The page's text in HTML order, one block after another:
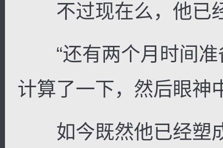
不过现在么，他已
“还有两个月时间准
计算了一下，然后眼神
如今既然他已经塑